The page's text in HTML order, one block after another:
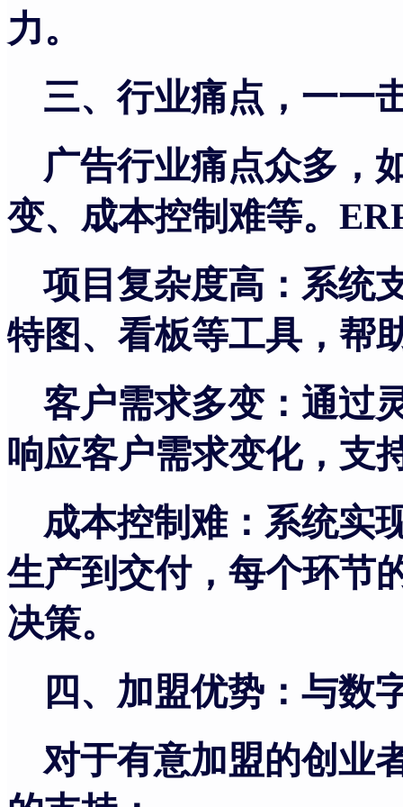
力。
三、行业痛点，一一
广告行业痛点众多，
变、成本控制难等。
项目复杂度高：系统
特图、看板等工具，帮
客户需求多变：通过
响应客户需求变化，支
成本控制难：系统实
生产到交付，每个环节
决策。
四、加盟优势：与数
对于有意加盟的创业